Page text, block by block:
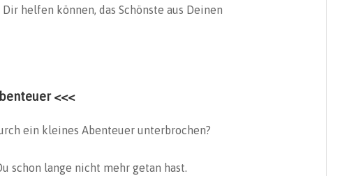
helfen können, das Schönste aus Deinen
<<<
ein kleines Abenteuer unterbrochen?
schon lange nicht mehr getan hast.